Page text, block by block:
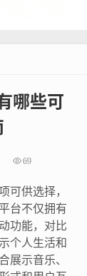
哪些可
69
可供选择，
台不仅拥有
功能，对比
个人生活和
展示音乐、